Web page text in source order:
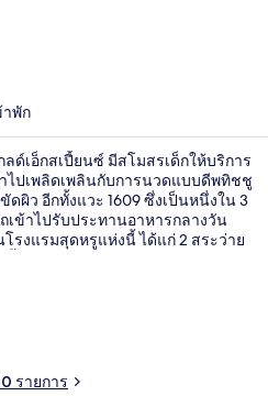
าพัก
เอ็กสเปี้ยนซ์ มีสโมสรเด็กให้บริการ
ไปเพลิดเพลินกับการนวดแบบดีพทิชชู
ผิว อีกทั้งแวะ 1609 ซึ่งเป็นหนึ่งใน 3
ข้าไปรับประทานอาหารกลางวัน
รงแรมสุดหรูแห่งนี้ ได้แก่ 2 สระว่าย
รายการ